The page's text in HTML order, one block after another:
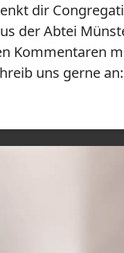
dir
der Abtei
Kommentaren
uns gerne an: